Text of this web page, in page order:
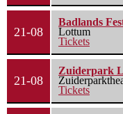
21-08
Badlands
Lottum
Tickets
21-08
Zuiderpark
Tickets